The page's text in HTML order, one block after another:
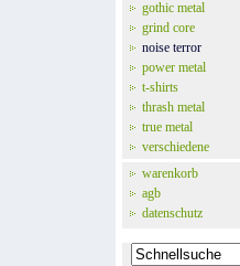
gothic metal
grind core
noise terror
power metal
t-shirts
thrash metal
true metal
verschiedene
warenkorb
agb
datenschutz